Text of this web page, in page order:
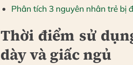
Phân tích 3 nguyên nhân trẻ bị
Thời điểm sử
dày và giấc ngủ